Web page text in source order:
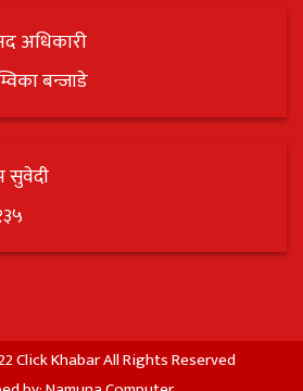
अधिकारी
बन्जाडे
सुवेदी
Click Khabar All Rights Reserved